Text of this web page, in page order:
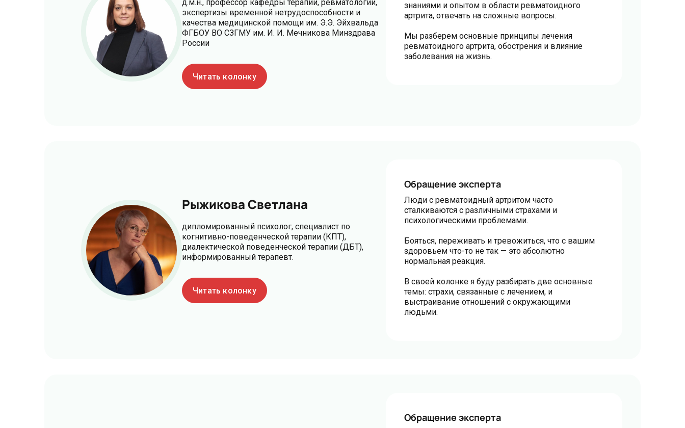
д.м.н., профессор кафедры терапии, ревматологии,
экспертизы временной нетрудоспособности и
качества медицинской помощи им. Э.Э. Эйхвальда
ФГБОУ ВО СЗГМУ им. И. И. Мечникова Минздрава
России
Читать колонку
знаниями и опытом в области ревматоидного
артрита, отвечать на сложные вопросы.
Мы разберем основные принципы лечения
ревматоидного артрита, обострения и влияние
заболевания на жизнь.
Рыжикова Светлана
дипломированный психолог, специалист по
когнитивно-поведенческой терапии (КПТ),
диалектической поведенческой терапии (ДБТ),
информированный терапевт.
Читать колонку
Обращение эксперта
Люди с ревматоидный артритом часто
сталкиваются с различными страхами и
психологическими проблемами.
Бояться, переживать и тревожиться, что с вашим
здоровьем что-то не так — это абсолютно
нормальная реакция.
В своей колонке я буду разбирать две основные
темы: страхи, связанные с лечением, и
выстраивание отношений с окружающими
людьми.
Обращение эксперта